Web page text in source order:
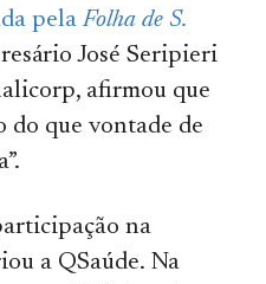
pelaFolha de S.
José Seripieri
afirmou que
do que vontade de
na
a QSaúde. Na